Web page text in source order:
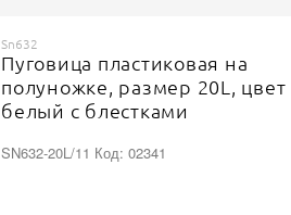
Sn632
Пуговица пластиковая на
полуножке, размер 20L, цвет
белый с блестками
SN632-20L/11 Код: 02341